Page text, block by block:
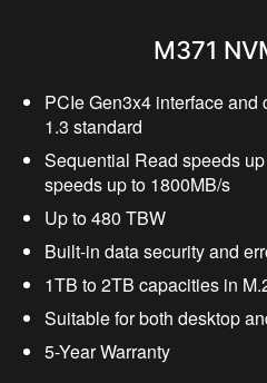
M371
PCIe Gen3x4 interface
1.3 standard
Sequential Read speeds
speeds up to 1800MB/s
Up to 480 TBW
Built-in data security and
1TB to 2TB capacities in
Suitable for both desktop
5-Year Warranty